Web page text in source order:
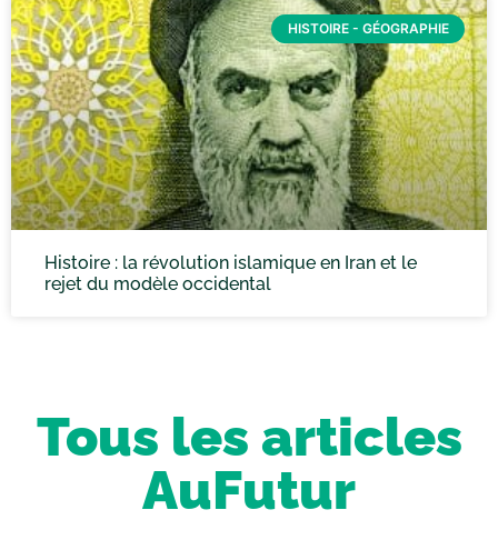
HISTOIRE - GÉOGRAPHIE
Histoire : la révolution islamique en Iran et le
rejet du modèle occidental
Tous les articles
AuFutur